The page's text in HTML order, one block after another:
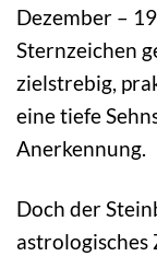
Dezember –
Sternzeichen
zielstrebig,
eine tiefe
Anerkennung.
Doch der
astrologisches